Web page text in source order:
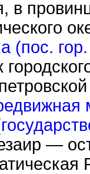
в
(пос.
—